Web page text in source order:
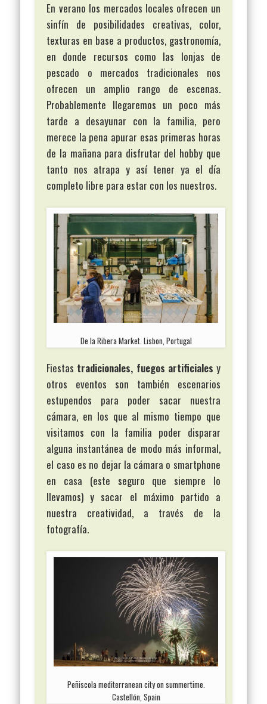
En verano los mercados locales ofrecen un
sinfín de posibilidades creativas, color,
texturas en base a productos, gastronomía,
en donde recursos como las lonjas de
pescado o mercados tradicionales nos
ofrecen un amplio rango de escenas.
Probablemente llegaremos un poco más
tarde a desayunar con la familia, pero
merece la pena apurar esas primeras horas
de la mañana para disfrutar del hobby que
tanto nos atrapa y así tener ya el día
completo libre para estar con los nuestros.
De la Ribera Market. Lisbon, Portugal
Fiestas tradicionales, fuegos artificiales y
otros eventos son también escenarios
estupendos para poder sacar nuestra
cámara, en los que al mismo tiempo que
visitamos con la familia poder disparar
alguna instantánea de modo más informal,
el caso es no dejar la cámara o smartphone
en casa (este seguro que siempre lo
llevamos) y sacar el máximo partido a
nuestra creatividad, a través de la
fotografía.
Peñiscola mediterranean city on summertime.
Castellón, Spain